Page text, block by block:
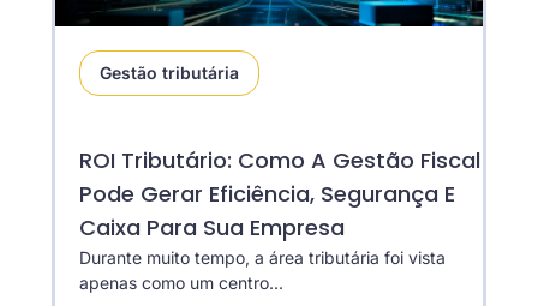
Gestão tributária
ROI Tributário: Como A Gestão Fiscal
Pode Gerar Eficiência, Segurança E
Caixa Para Sua Empresa
Durante muito tempo, a área tributária foi vista
apenas como um centro...